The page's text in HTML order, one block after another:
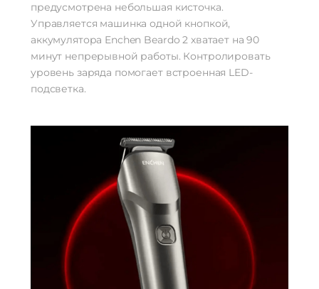
предусмотрена небольшая кисточка.
Управляется машинка одной кнопкой,
аккумулятора Enchen Beardo 2 хватает на 90
минут непрерывной работы. Контролировать
уровень заряда помогает встроенная LED-
подсветка.